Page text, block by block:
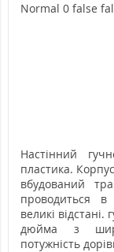
Normal 0 false
Настінний
пластика.
вбудований
проводиться
великі
дюйма з
потужність